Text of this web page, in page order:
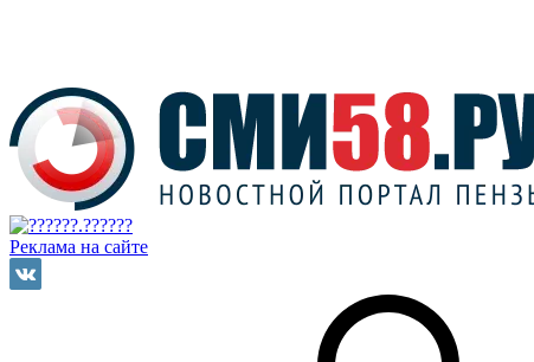
Реклама на сайте